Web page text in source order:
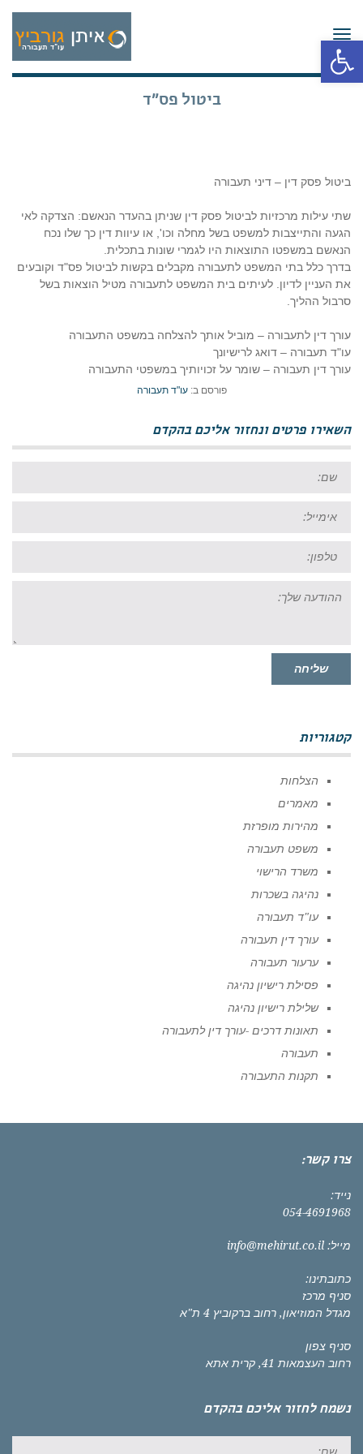
פתח סרגל נגישות
תפריט
ביטול פס"ד
ביטול פסק דין – דיני תעבורה
שתי עילות מרכזיות לביטול פסק דין שניתן בהעדר הנאשם: הצדקה לאי
הגעה והתייצבות למשפט בשל מחלה וכו', או עיוות דין כך שלו נכח
הנאשם במשפטו התוצאות היו לגמרי שונות בתכלית.
בדרך כלל בתי המשפט לתעבורה מקבלים בקשות לביטול פס"ד וקובעים
את העניין לדיון. לעיתים בית המשפט לתעבורה מטיל הוצאות בשל
סרבול ההליך.
עורך דין לתעבורה – מוביל אותך להצלחה במשפט התעבורה
עו"ד תעבורה – דואג לרישיונך
עורך דין תעבורה – שומר על זכויותיך במשפטי התעבורה
פורסם ב:עו"ד תעבורה
השאירו פרטים ונחזור אליכם בהקדם
שלך:
שליחה
קטגוריות
הצלחות
מאמרים
מהירות מופרזת
משפט תעבורה
משרד הרישוי
נהיגה בשכרות
עו"ד תעבורה
עורך דין תעבורה
ערעור תעבורה
פסילת רישיון נהיגה
שלילת רישיון נהיגה
תאונות דרכים -עורך דין לתעבורה
תעבורה
תקנות התעבורה
צרו קשר:
נייד:
054-4691968
מייל: info@mehirut.co.il
כתובתינו:
סניף מרכז
מגדל המוזיאון, רחוב ברקוביץ 4 ת"א
סניף צפון
רחוב העצמאות 41, קרית אתא
נשמח לחזור אליכם בהקדם